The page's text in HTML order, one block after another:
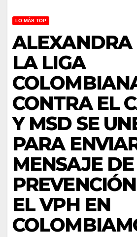
LO MÁS TOP
ALEXANDRA
LA LIGA
CONTRA EL
Y MSD SE
PARA
MENSAJE DE
EL VPH EN